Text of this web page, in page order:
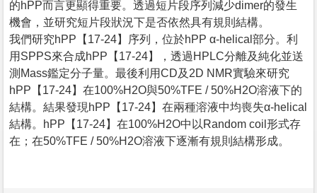
的hPP而言更顯得重要。透過短片段序列減少dimer的發生
機會，並研究短片段狀況下是否依然具有規則結構。
我們研究hPP【17-24】序列，位於hPP α-helical部分。利
用SPPS來合成hPP【17-24】，透過HPLC分離及純化並送
測Mass鑑定分子量。最後利用CD及2D NMR實驗來研究
hPP【17-24】在100%H2O與50%TFE / 50%H2O溶液下的
結構。結果發現hPP【17-24】在兩種溶液中均喪失α-helical
結構。hPP【17-24】在100%H2O中以Random coil形式存
在；在50%TFE / 50%H2O溶液下逐漸有規則結構形成。